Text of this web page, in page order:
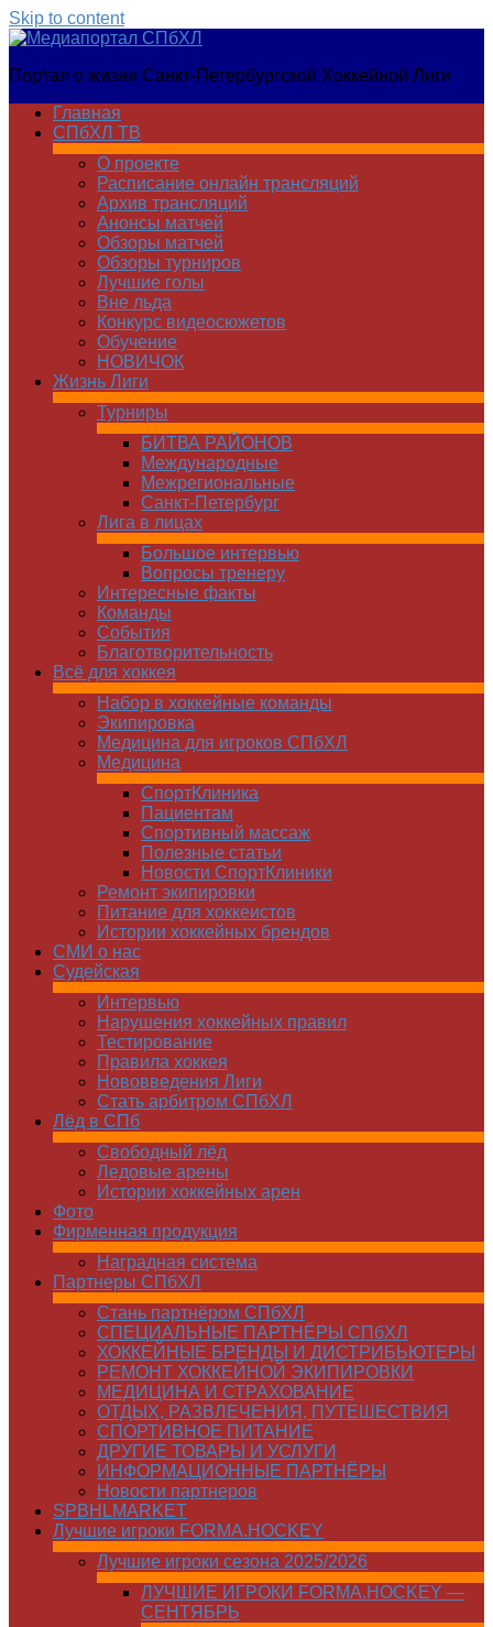
Skip to content
Медиапортал
Портал о жизни Санкт-Петербургской Хоккейной Лиги
Главная
СПбХЛ ТВ
О проекте
Расписание онлайн трансляций
Архив трансляций
Анонсы матчей
Обзоры матчей
Обзоры турниров
Лучшие голы
Вне льда
Конкурс видеосюжетов
Обучение
НОВИЧОК
Жизнь Лиги
Турниры
БИТВА РАЙОНОВ
Международные
Межрегиональные
Санкт-Петербург
Лига в лицах
Большое интервью
Вопросы тренеру
Интересные факты
Команды
Cобытия
Благотворительность
Всё для хоккея
Набор в хоккейные команды
Экипировка
Медицина для игроков СПбХЛ
Медицина
СпортКлиника
Пациентам
Спортивный массаж
Полезные статьи
Новости СпортКлиники
Ремонт экипировки
Питание для хоккеистов
Истории хоккейных брендов
СМИ о нас
Судейская
Интервью
Нарушения хоккейных правил
Тестирование
Правила хоккея
Нововведения Лиги
Стать арбитром СПбХЛ
Лёд в СПб
Свободный лёд
Ледовые арены
Истории хоккейных арен
Фото
Фирменная продукция
Наградная система
Партнеры СПбХЛ
Стань партнёром СПбХЛ
СПЕЦИАЛЬНЫЕ ПАРТНЁРЫ СПбХЛ
ХОККЕЙНЫЕ БРЕНДЫ И ДИСТРИБЬЮТЕРЫ
РЕМОНТ ХОККЕЙНОЙ ЭКИПИРОВКИ
МЕДИЦИНА И СТРАХОВАНИЕ
ОТДЫХ, РАЗВЛЕЧЕНИЯ, ПУТЕШЕСТВИЯ
СПОРТИВНОЕ ПИТАНИЕ
ДРУГИЕ ТОВАРЫ И УСЛУГИ
ИНФОРМАЦИОННЫЕ ПАРТНЁРЫ
Новости партнеров
SPBHLMARKET
Лучшие игроки FORMA.HOCKEY
Лучшие игроки сезона 2025/2026
ЛУЧШИЕ ИГРОКИ FORMA.HOCKEY —
СЕНТЯБРЬ